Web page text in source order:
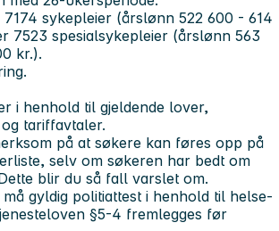
7174 sykepleier (årslønn 522 600 - 614
7523 spesialsykepleier (årslønn 563
kr.).
i henhold til gjeldende lover,
tariffavtaler.
på at søkere kan føres opp på
selv om søkeren har bedt om
blir du så fall varslet om.
må gyldig politiattest i henhold til helse-
§5-4 fremlegges før